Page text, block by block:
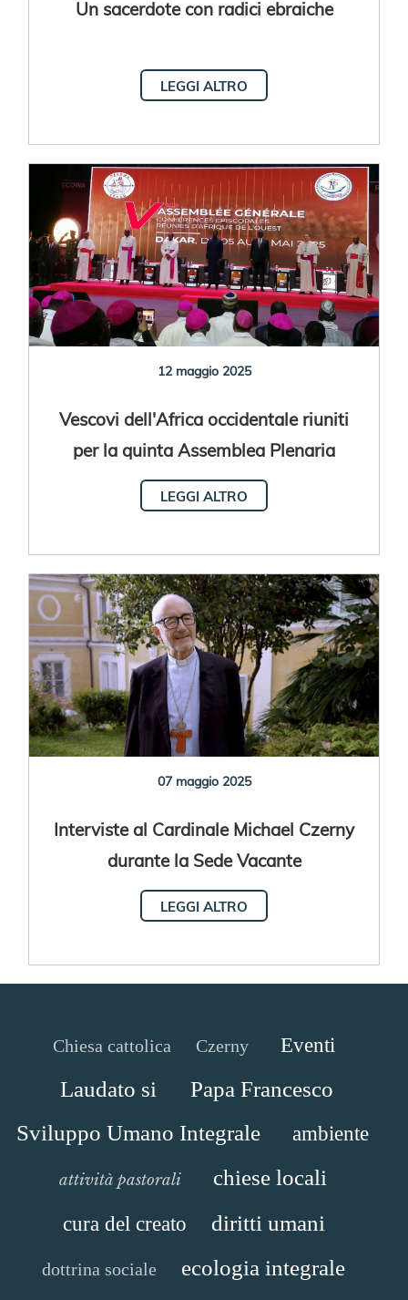
Un sacerdote con radici ebraiche
LEGGI ALTRO
12 maggio 2025
Vescovi dell'Africa occidentale riuniti
per la quinta Assemblea Plenaria
LEGGI ALTRO
07 maggio 2025
Interviste al Cardinale Michael Czerny
durante la Sede Vacante
LEGGI ALTRO
Chiesa cattolica Czerny Eventi
Laudato si
Papa Francesco
Sviluppo Umano Integrale
ambiente
attività pastorali chiese locali
cura del creato diritti umani
dottrina sociale ecologia integrale